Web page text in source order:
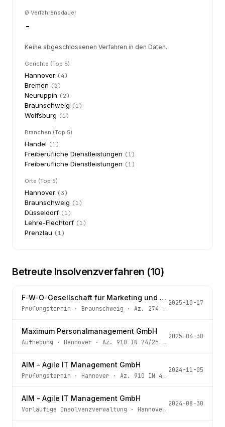
Ø Verfahrensdauer
-
Keine abgeschlossenen Verfahren in den Daten.
Gerichte (Top 5)
Hannover (4)
Bremen (2)
Neuruppin (2)
Braunschweig (1)
Wolfsburg (1)
Branchen (Top 5)
Handel (1)
Freiberufliche Dienstleistungen (1)
Freiberufliche Dienstleistungen (1)
Orte (Top 5)
Hannover (3)
Braunschweig (1)
Düsseldorf (1)
Lehre-Flechtorf (1)
Prenzlau (1)
Betreute Insolvenzverfahren (10)
F-W-O-Gesellschaft für Marketing und Werbegestaltung mbH
Prüfungstermin · Braunschweig · Az. 274 IN 199/25
2025-10-17
Maximum Personalmanagement GmbH
Aufhebung · Hannover · Az. 910 IN 74/25 - 1 -
2025-04-30
AIM - Agile IT Management GmbH
Prüfungstermin · Hannover · Az. 910 IN 495/24 - 3 -
2024-11-05
AIM - Agile IT Management GmbH
Vorläufige Insolvenzverwaltung · Hannover
2024-08-30